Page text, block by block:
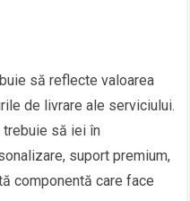
să reflecte valoarea
de livrare ale serviciului.
să iei în
suport premium,
componentă care face